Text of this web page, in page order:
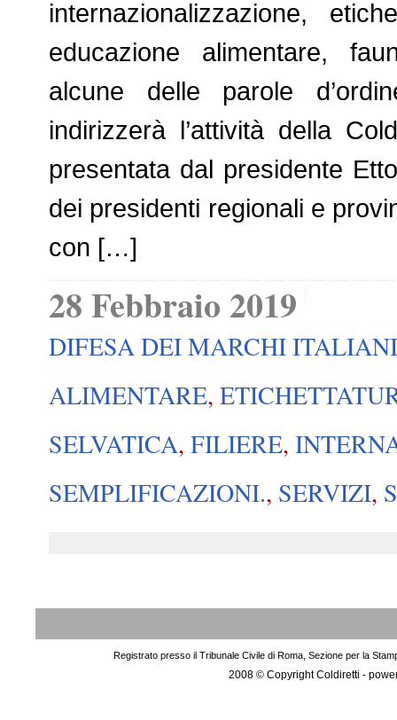
internazionalizzazione,
educazione alimentare,
alcune delle parole
indirizzerà l’attività della
presentata dal presidente
dei presidenti regionali e
con […]
28 Febbraio 2019
DIFESA DEI MARCHI ITALIANI
ALIMENTARE,
SELVATICA, FILIERE,
SEMPLIFICAZIONI., SERVIZI,
Registrato presso il Tribunale Civile di Roma, Sezione per la
2008 © Copyright Coldiretti -